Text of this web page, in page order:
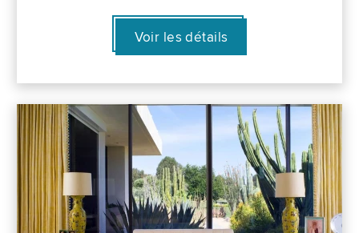
Voir les détails